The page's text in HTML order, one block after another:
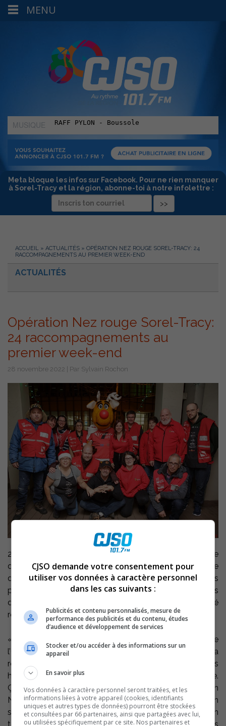
MUSIQUE
:
Meta bloque les infos sur Facebook. Pour ne rien manquer
à Sorel-Tracy et la région, abonne-toi à notre infolettre :
ACCUEIL » ACTUALITÉS » OPÉRATION NEZ ROUGE SOREL-TRACY: 24
RACCOMPAGNEMENTS AU PREMIER WEEK-END
ACTUALITÉS
Opération Nez rouge Sorel-Tracy:
24 raccompagnements au
premier week-end
28 novembre 2022 | Par Sylvain Rochon
24 raccompagnements ont été effectués dans le cadre
de la première fin de semaine de l’Opération Nez rouge
dans la région de Sorel-Tracy grâce aux 42 bénévoles
présents, des résultats similaires à l’an dernier mais très
différents de 2019 alors que 63 transports avaient été
réalisés.
« Il y a 3 ans, explique Myriam Arpin, directrice de
l’Opération, nous avions davantage de bénévoles sur la
route et il y avait aussi plus de partys de bureau. Les
habitudes de vie des gens ont changé avec la pandémie.
Ça bouleversé tout le monde, mais le but de l’Opération
Nez rouge a toujours été d’offrir une option
supplémentaire aux citoyens pour revenir à la maison en
MENU
CJSO demande votre consentement pour
utiliser vos données à caractère personnel
dans les cas suivants :
Publicités et contenu personnalisés, mesure de
performance des publicités et du contenu, études
d’audience et développement de services
Stocker et/ou accéder à des informations sur un
appareil
En savoir plus
Vos données à caractère personnel seront traitées, et les
informations liées à votre appareil (cookies, identifiants
uniques et autres types de données) pourront être stockées
et consultées par 66 partenaires, ainsi que partagées avec lui,
ou utilisées spécifiquement par ce site. Nos partenaires et